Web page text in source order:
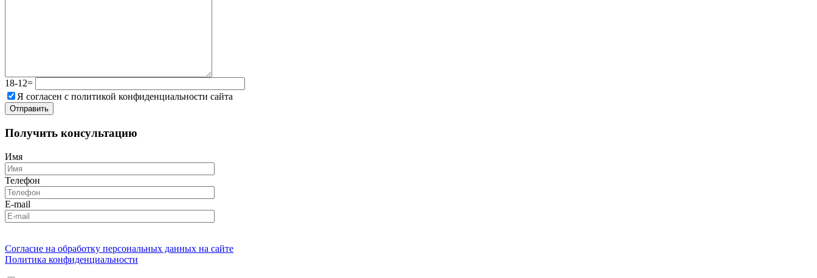
18-12=
Я согласен с политикой конфиденциальности сайта
Получить консультацию
Имя
Телефон
E-mail
Согласие на обработку персональных данных на сайте
Политика конфиденциальности